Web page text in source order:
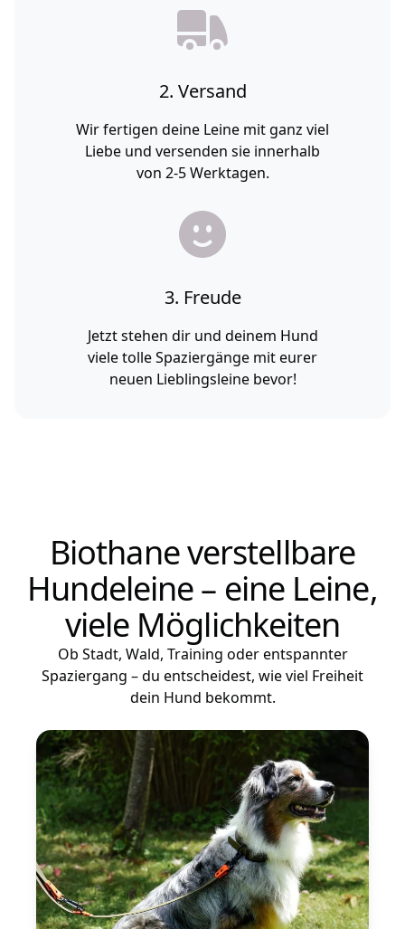
2. Versand
Wir fertigen deine Leine mit ganz viel
Liebe und versenden sie innerhalb
von 2-5 Werktagen.
3. Freude
Jetzt stehen dir und deinem Hund
viele tolle Spaziergänge mit eurer
neuen Lieblingsleine bevor!
Biothane verstellbare
Hundeleine – eine Leine,
viele Möglichkeiten
Ob Stadt, Wald, Training oder entspannter
Spaziergang – du entscheidest, wie viel Freiheit
dein Hund bekommt.